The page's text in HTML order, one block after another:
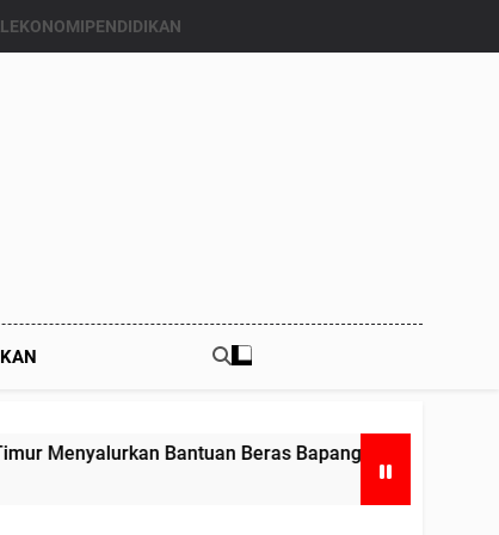
EKONOMIPENDIDIKAN
Beras Bapang (Bantuan Pangan) ke Enam Kalinya.